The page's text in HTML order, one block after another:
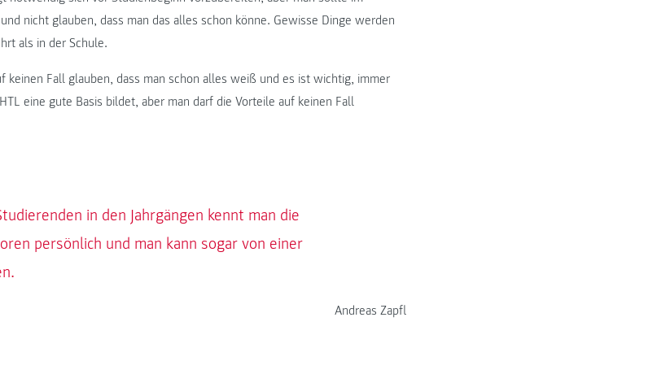
nicht glauben, dass man das alles schon könne. Gewisse Dinge werden
als in der Schule.
keinen Fall glauben, dass man schon alles weiß und es ist wichtig, immer
eine gute Basis bildet, aber man darf die Vorteile auf keinen Fall
in den Jahrgängen kennt man die
persönlich und man kann sogar von einer
Andreas Zapfl